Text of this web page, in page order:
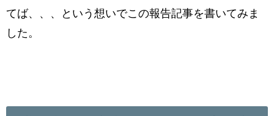
てば、、、という想いでこの報告記事を書いてみま
した。